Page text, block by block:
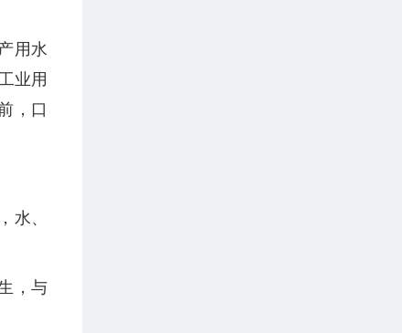
用水
业用
，口
水、
，与